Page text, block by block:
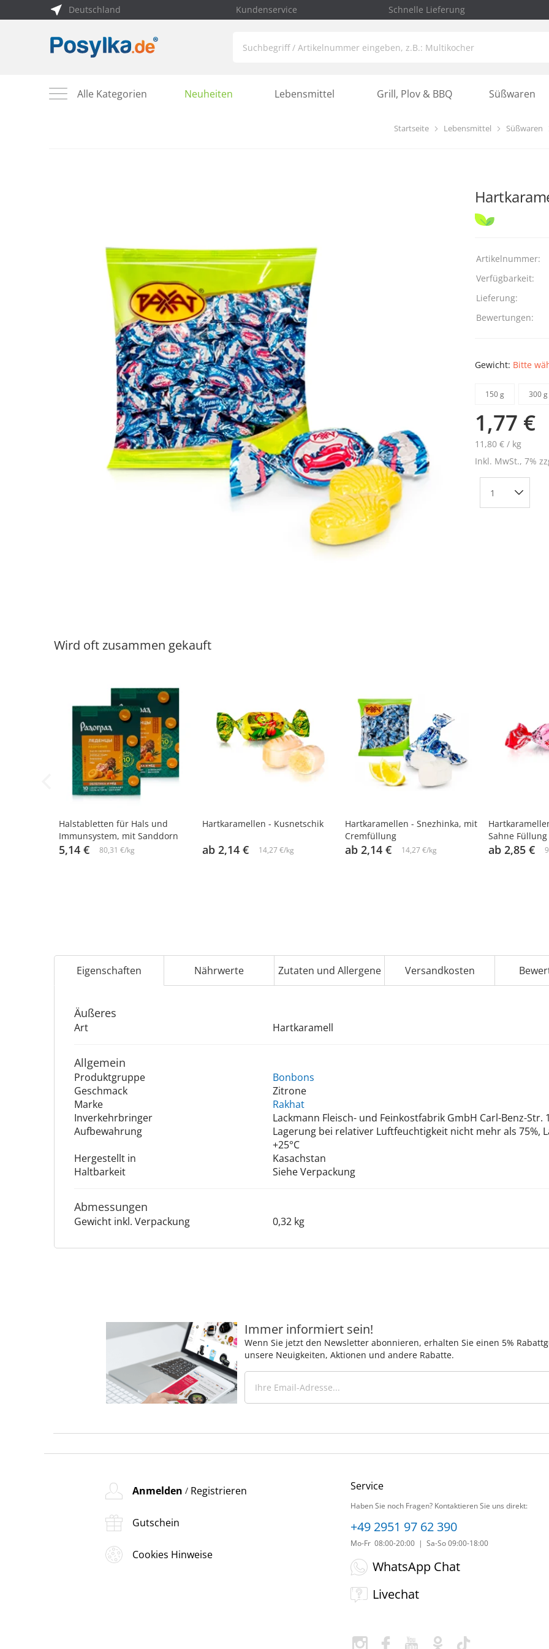
Deutschland Kundenservice Schnelle Lieferung
Alle Kategorien Neuheiten Lebensmittel Grill, Plov & BBQ Süßwaren
Startseite Lebensmittel Süßwaren
Artikelnummer:
Verfügbarkeit:
Lieferung:
Bewertungen:
Gewicht: Bitte
150 g 300 g
1,77 €
11,80 € / kg
Inkl. MwSt., 7%
Wird oft zusammen gekauft
-9%
Halstabletten für Hals und
Immunsystem, mit Sanddorn
und Honig, 3,2 g х 10 St. х 2
5,14 € 80,31 €/kg
Hartkaramellen - Kusnetschik
ab 2,14 € 14,27 €/kg
Hartkaramellen - Snezhinka, mit
Cremfüllung
ab 2,14 € 14,27 €/kg
Sahne Füllung
ab 2,85 €
Eigenschaften Nährwerte Zutaten und Allergene Versandkosten
Äu­ße­res
Art Hartkaramell
Allgemein
Produktgruppe
Bonbons
Geschmack
Zitrone
Marke
Rakhat
Inverkehrbringer
Lackmann Fleisch- und Feinkostfabrik GmbH Carl-Benz-Str.
Aufbewahrung
Lagerung bei relativer Luftfeuchtigkeit nicht mehr als 75%,
+25°C
Hergestellt in
Kasachstan
Haltbarkeit
Siehe Verpackung
Abmessungen
Gewicht inkl. Verpackung 0,32 kg
Immer informiert sein!
Wenn Sie jetzt den Newsletter abonnieren, erhalten Sie einen 5%
unsere Neuigkeiten, Aktionen und andere Rabatte.
Anmelden / Registrieren
Gutschein
Cookies Hinweise
Service
Haben Sie noch Fragen? Kontaktieren Sie uns direkt:
+49 2951 97 62 390
Mo-Fr 08:00-20:00 | Sa-So 09:00-18:00
WhatsApp Chat
Livechat